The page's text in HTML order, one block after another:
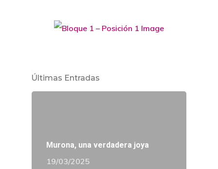
Últimas Entradas
Murona, una verdadera joya
19/03/2025